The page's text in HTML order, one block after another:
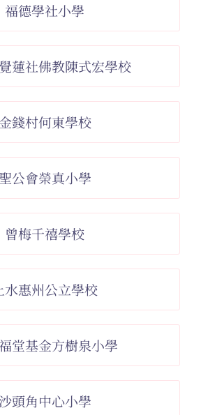
福德學社小學
蓮社佛教陳式宏學校
金錢村何東學校
聖公會榮真小學
曾梅千禧學校
水惠州公立學校
堂基金方樹泉小學
沙頭角中心小學